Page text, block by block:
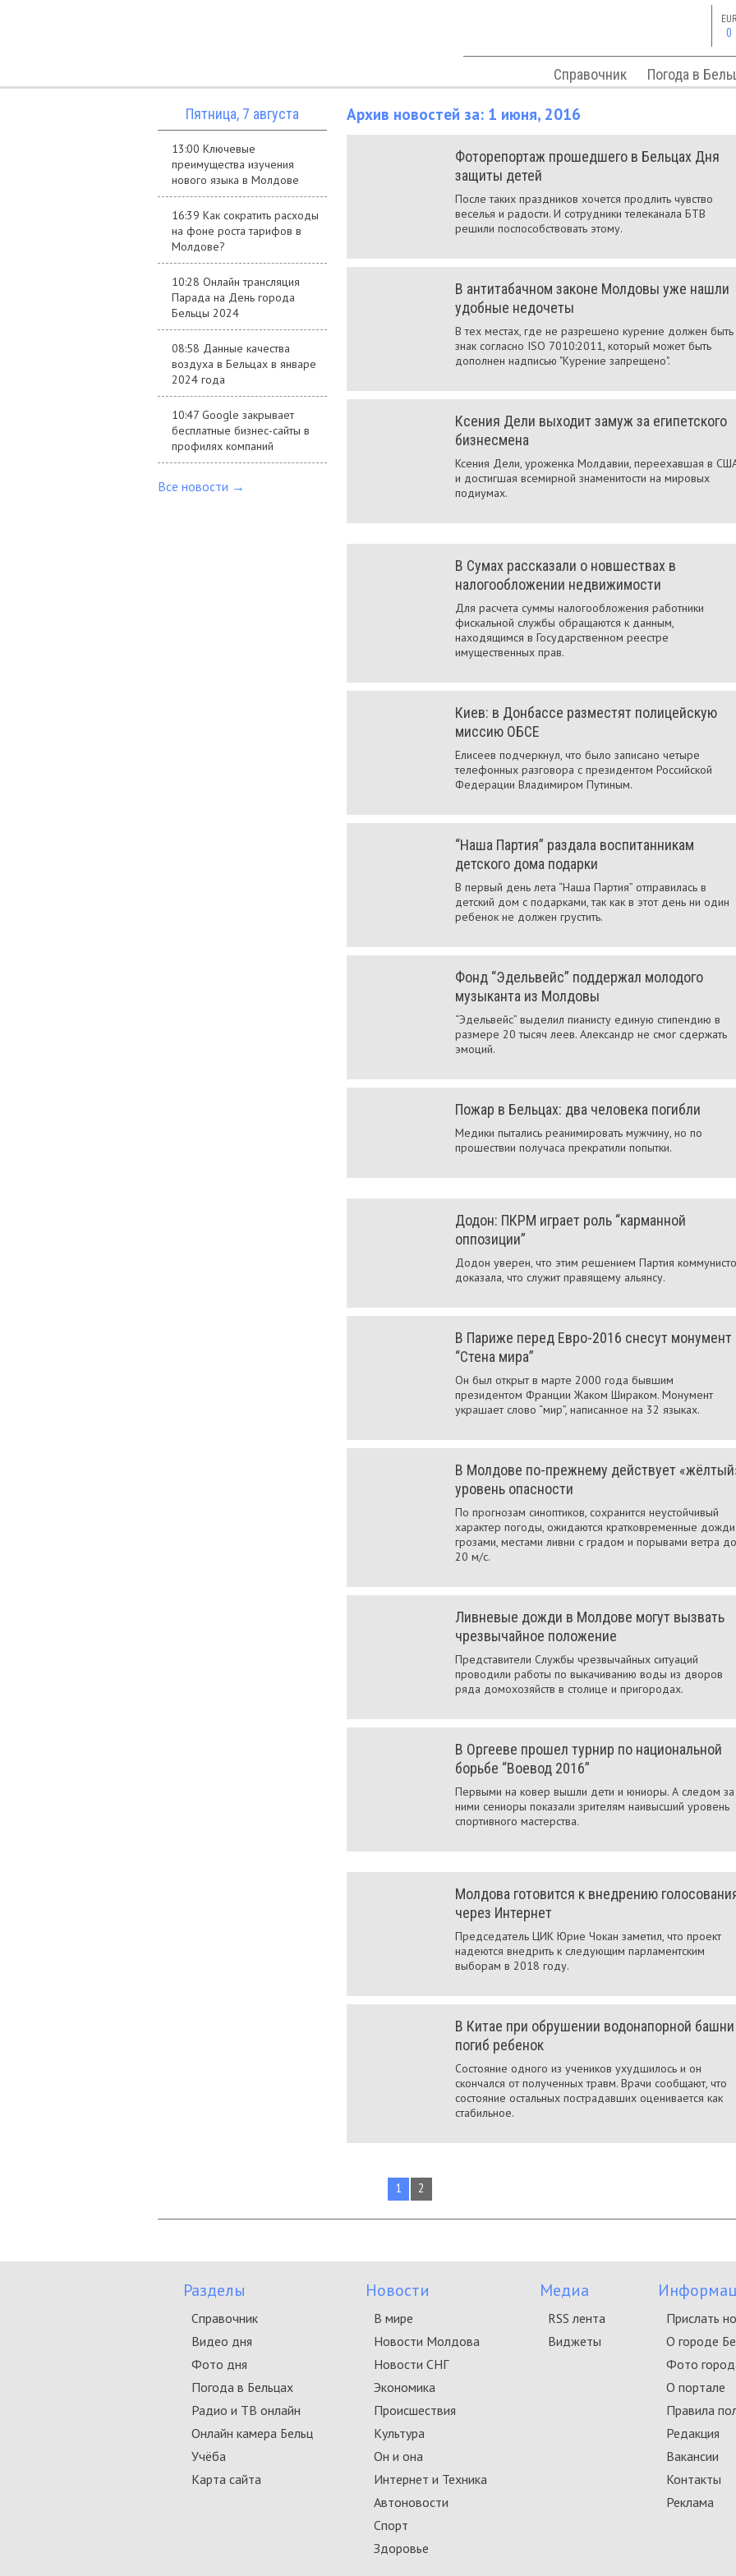
EUR
0
Справочник Погода в
Пятница, 7 августа
13:00 Ключевые
преимущества изучения
нового языка в Молдове
16:39 Как сократить расходы
на фоне роста тарифов в
Молдове?
10:28 Онлайн трансляция
Парада на День города
Бельцы 2024
08:58 Данные качества
воздуха в Бельцах в январе
2024 года
10:47 Google закрывает
бесплатные бизнес-сайты в
профилях компаний
Все новости →
Архив новостей за: 1 июня, 2016
Фоторепортаж прошедшего в Бельцах Дня
защиты детей
После таких праздников хочется продлить чувство
веселья и радости. И сотрудники телеканала БТВ
решили поспособствовать этому.
В антитабачном законе Молдовы уже нашли
удобные недочеты
В тех местах, где не разрешено курение должен быть
знак согласно ISO 7010:2011, который может быть
дополнен надписью "Курение запрещено".
Ксения Дели выходит замуж за египетского
бизнесмена
Ксения Дели, уроженка Молдавии, переехавшая в
и достигшая всемирной знаменитости на мировых
подиумах.
В Сумах рассказали о новшествах в
налогообложении недвижимости
Для расчета суммы налогообложения работники
фискальной службы обращаются к данным,
находящимся в Государственном реестре
имущественных прав.
Киев: в Донбассе разместят полицейскую
миссию ОБСЕ
Елисеев подчеркнул, что было записано четыре
телефонных разговора с президентом Российской
Федерации Владимиром Путиным.
“Наша Партия” раздала воспитанникам
детского дома подарки
В первый день лета “Наша Партия” отправилась в
детский дом с подарками, так как в этот день ни один
ребенок не должен грустить.
Фонд “Эдельвейс” поддержал молодого
музыканта из Молдовы
“Эдельвейс” выделил пианисту единую стипендию в
размере 20 тысяч леев. Александр не смог сдержать
эмоций.
Пожар в Бельцах: два человека погибли
Медики пытались реанимировать мужчину, но по
прошествии получаса прекратили попытки.
Додон: ПКРМ играет роль “карманной
оппозиции”
Додон уверен, что этим решением Партия
доказала, что служит правящему альянсу.
В Париже перед Евро-2016 снесут монумент
“Стена мира”
Он был открыт в марте 2000 года бывшим
президентом Франции Жаком Шираком. Монумент
украшает слово “мир”, написанное на 32 языках.
В Молдове по-прежнему действует
уровень опасности
По прогнозам синоптиков, сохранится неустойчивый
характер погоды, ожидаются кратковременные
грозами, местами ливни с градом и порывами ветра до
20 м/с.
Ливневые дожди в Молдове могут вызвать
чрезвычайное положение
Представители Службы чрезвычайных ситуаций
проводили работы по выкачиванию воды из дворов
ряда домохозяйств в столице и пригородах.
В Оргееве прошел турнир по национальной
борьбе “Воевод 2016”
Первыми на ковер вышли дети и юниоры. А следом за
ними сениоры показали зрителям наивысший уровень
спортивного мастерства.
Молдова готовится к внедрению
через Интернет
Председатель ЦИК Юрие Чокан заметил, что проект
надеются внедрить к следующим парламентским
выборам в 2018 году.
В Китае при обрушении водонапорной башни
погиб ребенок
Состояние одного из учеников ухудшилось и он
скончался от полученных травм. Врачи сообщают, что
состояние остальных пострадавших оценивается как
стабильное.
1 2
Разделы
Справочник
Видео дня
Фото дня
Погода в Бельцах
Радио и ТВ онлайн
Онлайн камера Бельц
Учёба
Карта сайта
Новости
В мире
Новости Молдова
Новости СНГ
Экономика
Происшествия
Культура
Он и она
Интернет и Техника
Автоновости
Спорт
Здоровье
Медиа
RSS лента
Виджеты
Прислать
О городе
Фото
О портале
Правила
Редакция
Вакансии
Контакты
Реклама